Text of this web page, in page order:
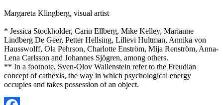
Margareta Klingberg, visual artist
* Jessica Stockholder, Carin Ellberg, Mike Kelley, Marianne
Lindberg De Geer, Petter Hellsing, Lillevi Hultman, Annika von
Hausswolff, Ola Pehrson, Charlotte Enström, Mija Renström, Anna-
Lena Carlsson and Johannes Sjögren, among others.
** In a footnote, Sven-Olov Wallenstein refer to the Freudian
concept of cathexis, the way in which psychological energy
occupies and takes possession of an object.